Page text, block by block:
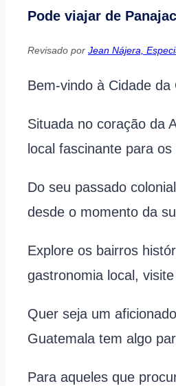
Pode viajar de
Revisado por Jean Nájera,
Bem-vindo à Cidade
Situada no coração da
local fascinante para
Do seu passado
desde o momento da
Explore os bairros
gastronomia local,
Quer seja um
Guatemala tem algo
Para aqueles que